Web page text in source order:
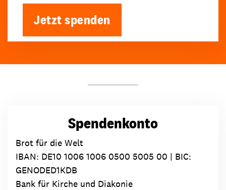
Jetzt spenden
Spendenkonto
Brot für die Welt
IBAN: DE10 1006 1006 0500 5005 00 | BIC:
GENODED1KDB
Bank für Kirche und Diakonie